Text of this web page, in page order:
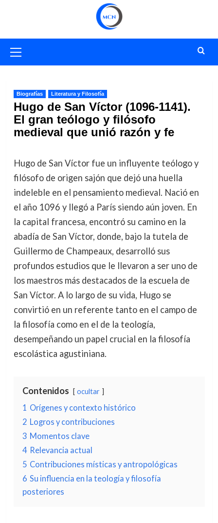
primario
Biografías Literatura y Filosofía
Hugo de San Víctor (1096-1141).
El gran teólogo y filósofo
medieval que unió razón y fe
Hugo de San Víctor fue un influyente teólogo y
filósofo de origen sajón que dejó una huella
indeleble en el pensamiento medieval. Nació en
el año 1096 y llegó a París siendo aún joven. En
la capital francesa, encontró su camino en la
abadía de San Víctor, donde, bajo la tutela de
Guillermo de Champeaux, desarrolló sus
profundos estudios que le llevaron a ser uno de
los maestros más destacados de la escuela de
San Víctor. A lo largo de su vida, Hugo se
convirtió en un referente tanto en el campo de
la filosofía como en el de la teología,
desempeñando un papel crucial en la filosofía
escolástica agustiniana.
Contenidos ocultar
1 Orígenes y contexto histórico
2 Logros y contribuciones
3 Momentos clave
4 Relevancia actual
5 Contribuciones místicas y antropológicas
6 Su influencia en la teología y filosofía
posteriores